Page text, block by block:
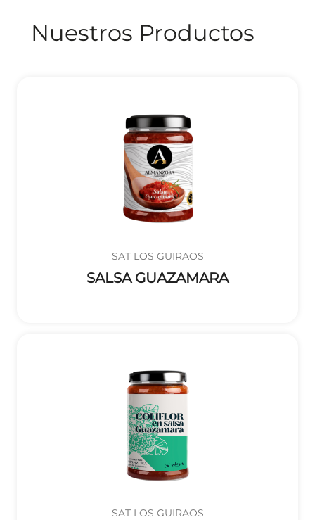
Nuestros Productos
SAT LOS GUIRAOS
SALSA GUAZAMARA
SAT LOS GUIRAOS